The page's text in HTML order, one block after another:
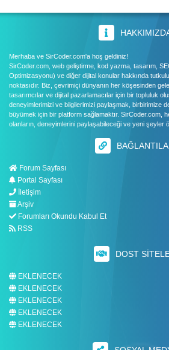
Merhaba ve SirCoder.com'a hoş geldiniz!
SirCoder.com, web geliştirme, kod yazma, tasarım,
Optimizasyonu) ve diğer dijital konular hakkında
noktasıdır. Biz, çevrimiçi dünyanın her köşesinden
tasarımcılar ve dijital pazarlamacılar için bir topluluk
deneyimlerimizi ve bilgilerimizi paylaşmak, birbirimize
büyümek için bir platform sağlamaktır. SirCoder.com,
olanların, deneyimlerini paylaşabileceği ve yeni şeyler
Forum Sayfası
Portal Sayfası
İletişim
Arşiv
Forumları Okundu Kabul Et
RSS
DOST
EKLENECEK
EKLENECEK
EKLENECEK
EKLENECEK
EKLENECEK